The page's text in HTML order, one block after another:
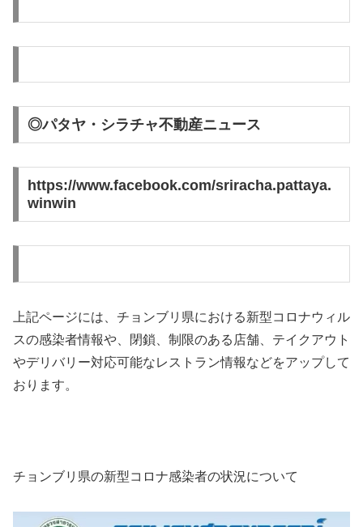
◎パタヤ・シラチャ不動産ニュース
https://www.facebook.com/sriracha.pattaya.
winwin
上記ページには、チョンブリ県における新型コロナウィル
スの感染者情報や、閉鎖、制限のある店舗、テイクアウト
やデリバリー対応可能なレストラン情報などをアップして
おります。
チョンブリ県の新型コロナ感染者の状況について